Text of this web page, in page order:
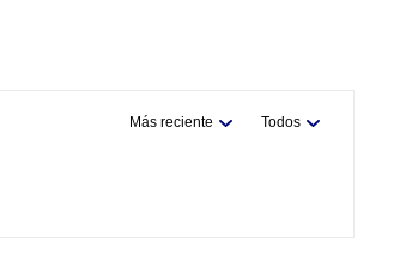
Más reciente Todos